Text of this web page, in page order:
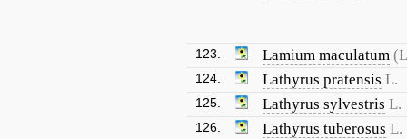
123. Lamium maculatum
124. Lathyrus pratensis L.
125. Lathyrus sylvestris L.
126. Lathyrus tuberosus L.